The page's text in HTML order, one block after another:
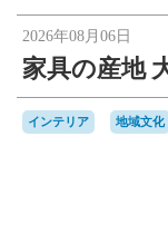
2026年08月06日
家具の産地
インテリア 地域文化